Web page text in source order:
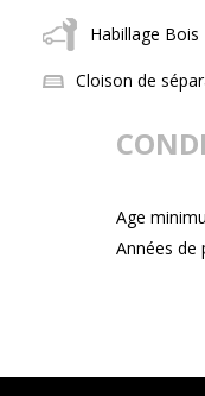
Habillage Bois
Cloison de
Age
Années de